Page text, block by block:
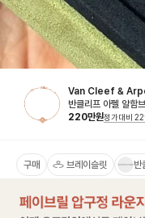
Van Cleef &
반클리프 아펠 알함
220만원정가대비 22
구매 브레이슬릿 반